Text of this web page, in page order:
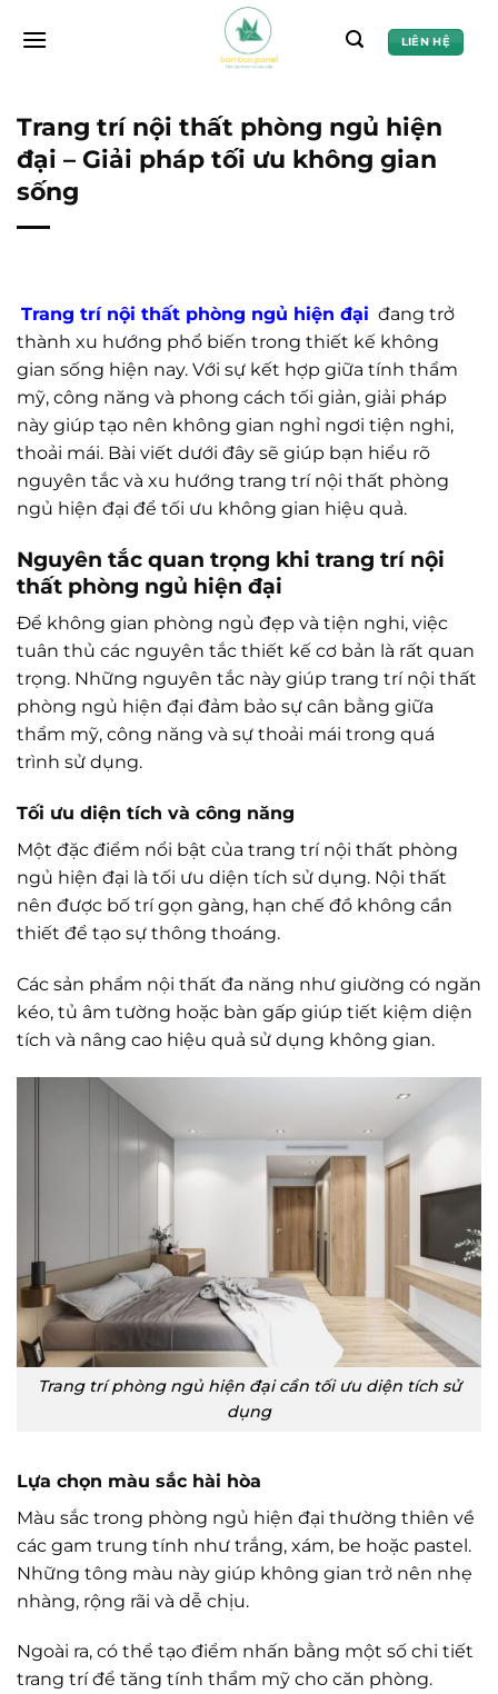
đến
LIÊN HỆ
Trang trí nội thất phòng ngủ hiện
đại – Giải pháp tối ưu không gian
sống
Trang trí nội thất phòng ngủ hiện đại đang trở
thành xu hướng phổ biến trong thiết kế không
gian sống hiện nay. Với sự kết hợp giữa tính thẩm
mỹ, công năng và phong cách tối giản, giải pháp
này giúp tạo nên không gian nghỉ ngơi tiện nghi,
thoải mái. Bài viết dưới đây sẽ giúp bạn hiểu rõ
nguyên tắc và xu hướng trang trí nội thất phòng
ngủ hiện đại để tối ưu không gian hiệu quả.
Nguyên tắc quan trọng khi trang trí nội
thất phòng ngủ hiện đại
Để không gian phòng ngủ đẹp và tiện nghi, việc
tuân thủ các nguyên tắc thiết kế cơ bản là rất quan
trọng. Những nguyên tắc này giúp trang trí nội thất
phòng ngủ hiện đại đảm bảo sự cân bằng giữa
thẩm mỹ, công năng và sự thoải mái trong quá
trình sử dụng.
Tối ưu diện tích và công năng
Một đặc điểm nổi bật của trang trí nội thất phòng
ngủ hiện đại là tối ưu diện tích sử dụng. Nội thất
nên được bố trí gọn gàng, hạn chế đồ không cần
thiết để tạo sự thông thoáng.
Các sản phẩm nội thất đa năng như giường có ngăn
kéo, tủ âm tường hoặc bàn gấp giúp tiết kiệm diện
tích và nâng cao hiệu quả sử dụng không gian.
Trang trí phòng ngủ hiện đại cần tối ưu diện tích sử
dụng
Lựa chọn màu sắc hài hòa
Màu sắc trong phòng ngủ hiện đại thường thiên về
các gam trung tính như trắng, xám, be hoặc pastel.
Những tông màu này giúp không gian trở nên nhẹ
nhàng, rộng rãi và dễ chịu.
Ngoài ra, có thể tạo điểm nhấn bằng một số chi tiết
trang trí để tăng tính thẩm mỹ cho căn phòng.